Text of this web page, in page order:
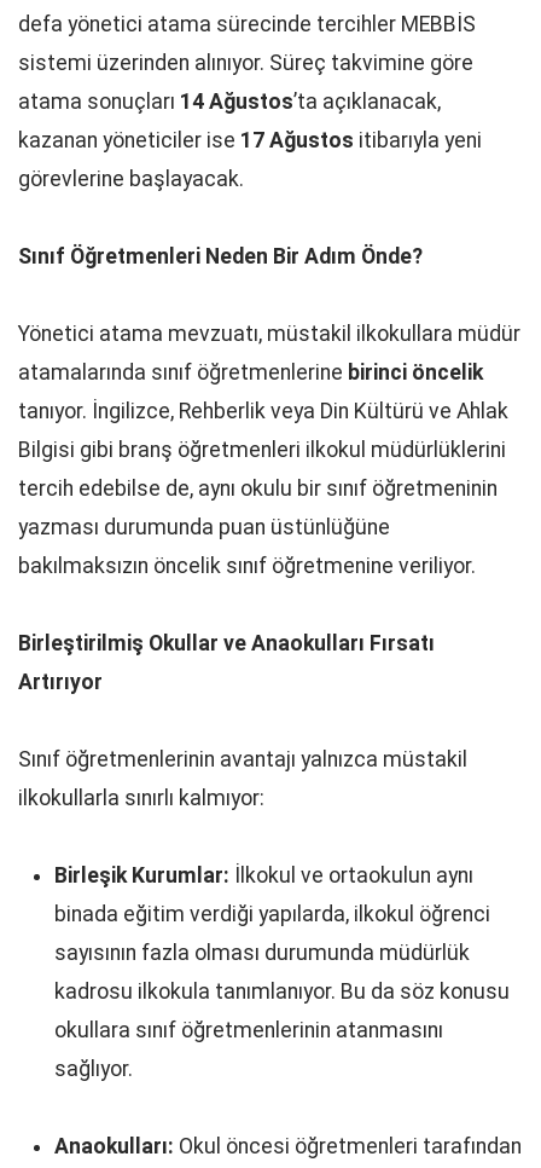
defa yönetici atama sürecinde tercihler MEBBİS
sistemi üzerinden alınıyor. Süreç takvimine göre
atama sonuçları 14 Ağustos’ta açıklanacak,
kazanan yöneticiler ise 17 Ağustos itibarıyla yeni
görevlerine başlayacak.
Sınıf Öğretmenleri Neden Bir Adım Önde?
Yönetici atama mevzuatı, müstakil ilkokullara müdür
atamalarında sınıf öğretmenlerine birinci öncelik
tanıyor. İngilizce, Rehberlik veya Din Kültürü ve Ahlak
Bilgisi gibi branş öğretmenleri ilkokul müdürlüklerini
tercih edebilse de, aynı okulu bir sınıf öğretmeninin
yazması durumunda puan üstünlüğüne
bakılmaksızın öncelik sınıf öğretmenine veriliyor.
Birleştirilmiş Okullar ve Anaokulları Fırsatı
Artırıyor
Sınıf öğretmenlerinin avantajı yalnızca müstakil
ilkokullarla sınırlı kalmıyor:
Birleşik Kurumlar: İlkokul ve ortaokulun aynı
binada eğitim verdiği yapılarda, ilkokul öğrenci
sayısının fazla olması durumunda müdürlük
kadrosu ilkokula tanımlanıyor. Bu da söz konusu
okullara sınıf öğretmenlerinin atanmasını
sağlıyor.
Anaokulları: Okul öncesi öğretmenleri tarafından